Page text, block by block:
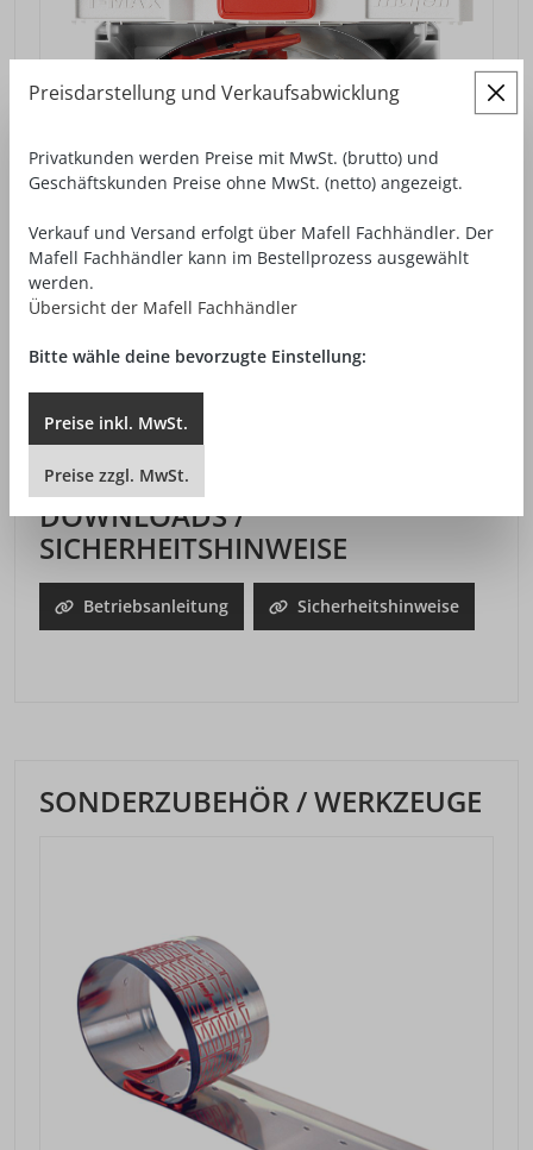
Lieferumfang enthalten) verstauen.
DOWNLOADS /
SICHERHEITSHINWEISE
Betriebsanleitung Sicherheitshinweise
SONDERZUBEHÖR / WERKZEUGE
Preisdarstellung und Verkaufsabwicklung
Privatkunden werden Preise mit MwSt. (brutto) und
Geschäftskunden Preise ohne MwSt. (netto) angezeigt.
Verkauf und Versand erfolgt über Mafell Fachhändler. Der
Mafell Fachhändler kann im Bestellprozess ausgewählt
werden.
Übersicht der Mafell Fachhändler
Bitte wähle deine bevorzugte Einstellung:
Preise inkl. MwSt.
Preise zzgl. MwSt.